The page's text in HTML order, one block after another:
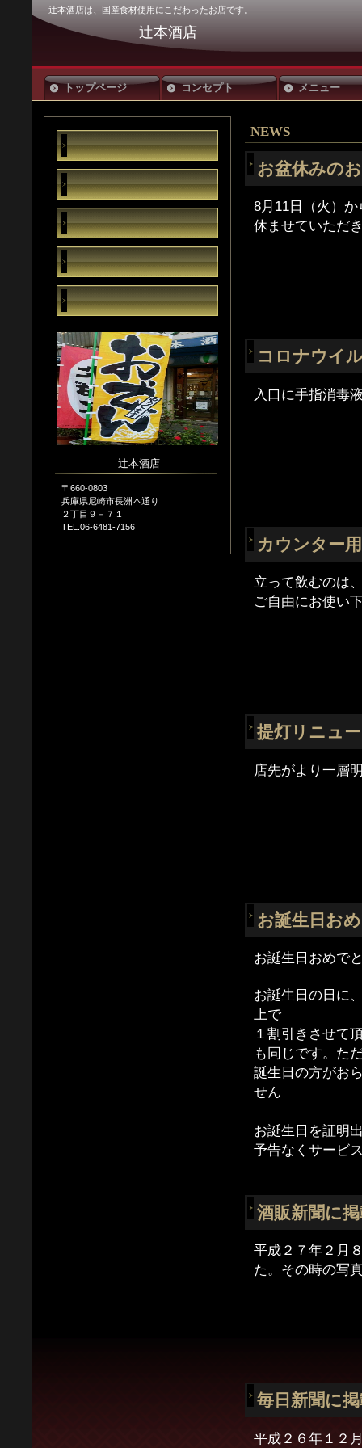
辻本酒店は、国産食材使用にこだわったお店です。
辻本酒店
NEWS
お盆休みの
8月11日（火）
休ませていただ
コロナウイ
入口に手指消毒
カウンター
立って飲むのは
ご自由にお使い
提灯リニュ
店先がより一層
お誕生日お
お誕生日おめで
お誕生日の日に
上で
１割引きさせて
も同じです。た
誕生日の方がお
せん
お誕生日を証明
予告なくサービ
酒販新聞に
平成２７年２月
た。その時の写
毎日新聞に
平成２６年１２
トップページ コンセプト メニュー
辻本酒店
〒660-0803
兵庫県尼崎市長洲本通り
２丁目９－７１
TEL.06-6481-7156